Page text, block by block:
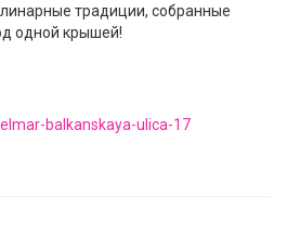
традиции, собранные
одной крышей!
balkanskaya-ulica-17